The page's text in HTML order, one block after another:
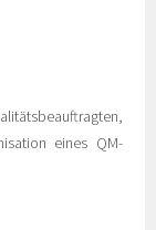
eines QM-